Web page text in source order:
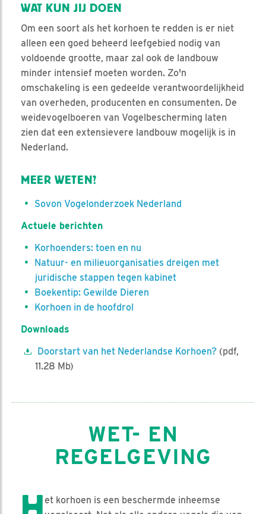
WAT KUN JIJ DOEN
Om een soort als het korhoen te redden is er niet
alleen een goed beheerd leefgebied nodig van
voldoende grootte, maar zal ook de landbouw
minder intensief moeten worden. Zo'n
omschakeling is een gedeelde verantwoordelijkheid
van overheden, producenten en consumenten. De
weidevogelboeren van Vogelbescherming laten
zien dat een extensievere landbouw mogelijk is in
Nederland.
MEER WETEN?
Sovon Vogelonderzoek Nederland
Actuele berichten
Korhoenders: toen en nu
Natuur- en milieuorganisaties dreigen met
juridische stappen tegen kabinet
Boekentip: Gewilde Dieren
Korhoen in de hoofdrol
Downloads
Doorstart van het Nederlandse Korhoen? (pdf,
11.28 Mb)
WET- EN
REGELGEVING
et korhoen is een beschermde inheemse